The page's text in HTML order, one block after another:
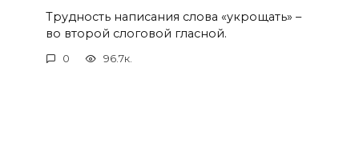
Трудность написания слова «укрощать» –
во второй слоговой гласной.
0 96.7к.